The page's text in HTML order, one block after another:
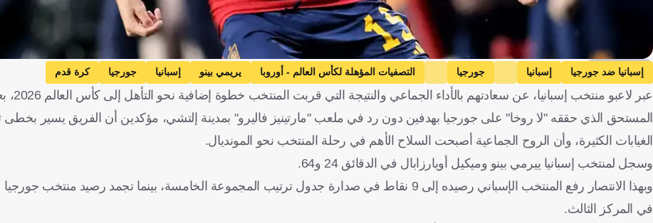
Getty Images
إسبانيا ضد جورجيا إسبانيا جورجيا التصفيات المؤهلة لكأس العالم - أوروبا يريمي بينو إسبانيا جورجيا كرة قدم
عبر لاعبو منتخب إسبانيا،
المستحق الذي حققه "لا روخا" على جورجيا بهدفين دون رد في ملعب "مارتينيز فاليرو" بمدينة إلتشي، مؤكدين أن الفريق يسير بخطى
الغيابات الكثيرة، وأن الروح الجماعية أصبحت السلاح الأهم في رحلة المنتخب نحو المونديال.
وسجل لمنتخب إسبانيا ييرمي بينو وميكيل أويارزابال في الدقائق 24 و64.
في المركز الثالث.